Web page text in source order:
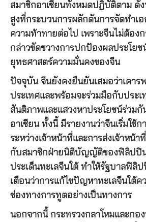
สมาชิกอาเซียนทั้งหมดปฏิบัติตาม ดัง
สูงที่กระบวนการผลักดันการจัดทำเ
ความท้าทายต่อไป เพราะจีนไม่ต้องก
กล่าวขัดขวางการปกป้องผลประโยช
ยุทธศาสตร์ความมั่นคงของจีน
ปัจจุบัน จีนยังคงยืนยันเสมอว่าเคาร
ประเทศและพร้อมจะร่วมมือกับประเ
สันติภาพและแสวงหาประโยชน์ร่วมกั
อาเซียน ทั้งนี้ มีรายงานว่าจีนเริ่มใช้ก
ระหว่างเจ้าหน้าที่และการส่งเจ้าหน้า
กับสมาชิกฝ่ายนิติบัญญัติของฟิลิปปิน
ประเด็นทะเลจีนใต้ ทำให้รัฐบาลฟิลิ
เตือนว่าการแก้ไขปัญหาทะเลจีนใต้ค
ช่องทางการทูตอย่างเป็นทางการ
นอกจากนี้ กระทรวงกลาโหมและกอ